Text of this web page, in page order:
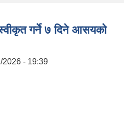
गर्ने ७ दिने आसयको
2026 - 19:39